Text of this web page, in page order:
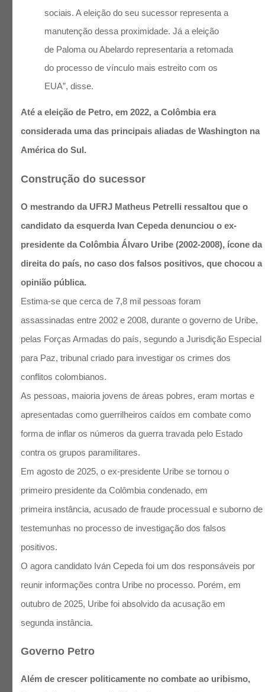
sociais. A eleição do seu sucessor representa a
manutenção dessa proximidade. Já a eleição
de Paloma ou Abelardo representaria a retomada
do processo de vínculo mais estreito com os
EUA”, disse.
Até a eleição de Petro, em 2022, a Colômbia era
considerada uma das principais aliadas de Washington na
América do Sul.
Construção do sucessor
O mestrando da UFRJ Matheus Petrelli ressaltou que o
candidato da esquerda Ivan Cepeda denunciou o ex-
presidente da Colômbia Álvaro Uribe (2002-2008), ícone da
direita do país, no caso dos falsos positivos, que chocou a
opinião pública.
Estima-se que cerca de 7,8 mil pessoas foram
assassinadas entre 2002 e 2008, durante o governo de Uribe,
pelas Forças Armadas do país, segundo a Jurisdição Especial
para Paz, tribunal criado para investigar os crimes dos
conflitos colombianos.
As pessoas, maioria jovens de áreas pobres, eram mortas e
apresentadas como guerrilheiros caídos em combate como
forma de inflar os números da guerra travada pelo Estado
contra os grupos paramilitares.
Em agosto de 2025, o ex-presidente Uribe se tornou o
primeiro presidente da Colômbia condenado, em
primeira instância, acusado de fraude processual e suborno de
testemunhas no processo de investigação dos falsos
positivos.
O agora candidato Iván Cepeda foi um dos responsáveis por
reunir informações contra Uribe no processo. Porém, em
outubro de 2025, Uribe foi absolvido da acusação em
segunda instância.
Governo Petro
Além de crescer politicamente no combate ao uribismo,